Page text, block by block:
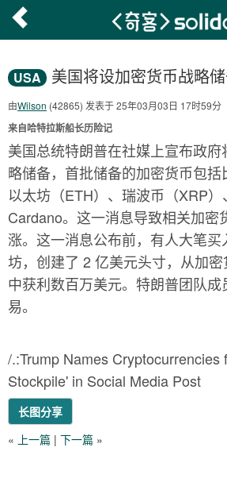
USA 美国将设加密货币战略
由Wilson (42865) 发表于 25年03月03日 17时59分
来自哈特拉斯船长历险记
美国总统特朗普在社媒上宣布政
略储备，首批储备的加密货币包括
以太坊（ETH）、瑞波币（XRP
Cardano。这一消息导致相关加密
涨。这一消息公布前，有人大笔
坊，创建了 2 亿美元头寸，从加
中获利数百万美元。特朗普团队
易。
/.:Trump Names Cryptocurrencies
Stockpile' in Social Media Post
长图分享
« 上一篇 | 下一篇 »